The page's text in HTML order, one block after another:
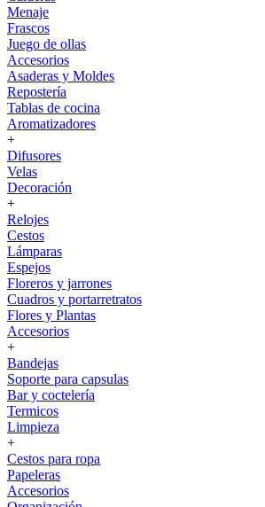
Menaje
Frascos
Juego de ollas
Accesorios
Asaderas y Moldes
Repostería
Tablas de cocina
Aromatizadores
+
Difusores
Velas
Decoración
+
Relojes
Cestos
Lámparas
Espejos
Floreros y jarrones
Cuadros y portarretratos
Flores y Plantas
Accesorios
+
Bandejas
Soporte para capsulas
Bar y coctelería
Termicos
Limpieza
+
Cestos para ropa
Papeleras
Accesorios